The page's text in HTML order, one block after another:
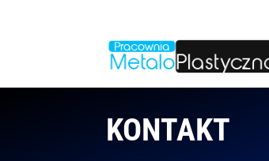
KONTAKT